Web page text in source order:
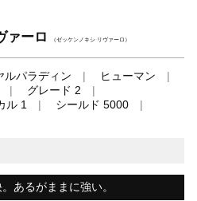
ァーロ （ゼッケンノキシ リヴァーロ）
ルパラディン
ヒューマン
グレード 2
ル 1
シールド 5000
あるがままに強い。